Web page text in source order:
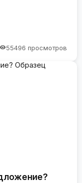
55496 просмотров